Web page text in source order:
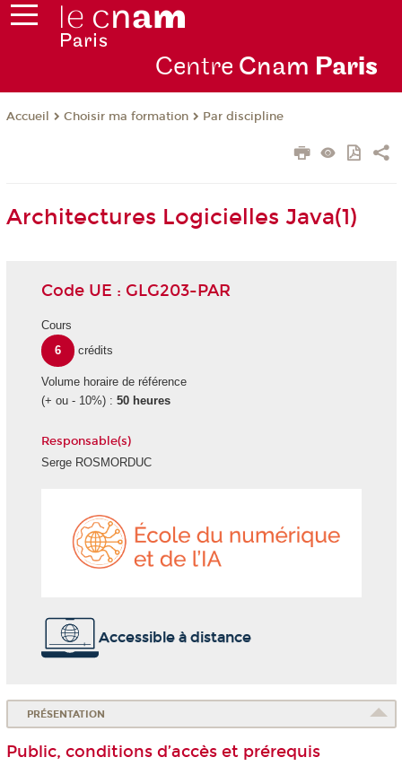
Centre Cnam Paris
Accueil Choisir ma formation Par discipline
Architectures Logicielles Java(1)
Code UE : GLG203-PAR
Cours
6
crédits
Volume horaire de référence
(+ ou - 10%) : 50 heures
Responsable(s)
Serge ROSMORDUC
Accessible à distance
PRÉSENTATION
Public, conditions d’accès et prérequis